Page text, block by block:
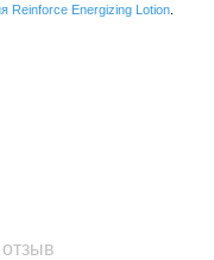
Reinforce Energizing Lotion